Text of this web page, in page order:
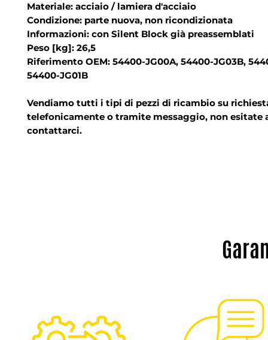
Materiale: acciaio / lamiera d'acciaio
Condizione: parte nuova, non ricondizionata
Informazioni: con Silent Block già preassemblati
Peso [kg]: 26,5
Riferimento OEM: 54400-JG00A, 54400-JG03B,
54400-JG01B
Vendiamo tutti i tipi di pezzi di ricambio su
telefonicamente o tramite messaggio, non esitate
contattarci.